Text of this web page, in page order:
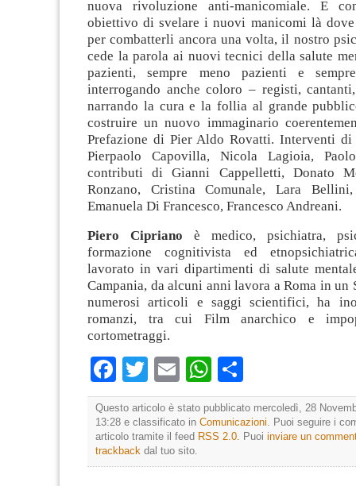
nuova rivoluzione anti-manicomiale. E
obiettivo di svelare i nuovi manicomi là dove
per combatterli ancora una volta, il nostro
cede la parola ai nuovi tecnici della salute
pazienti, sempre meno pazienti e
interrogando anche coloro – registi,
narrando la cura e la follia al grande
costruire un nuovo immaginario
Prefazione di Pier Aldo Rovatti. Interventi di
Pierpaolo Capovilla, Nicola Lagioia,
contributi di Gianni Cappelletti, Donato
Ronzano, Cristina Comunale, Lara
Emanuela Di Francesco, Francesco Andreani.
Piero Cipriano è medico, psichiatra,
formazione cognitivista ed
lavorato in vari dipartimenti di salute
Campania, da alcuni anni lavora a Roma in un
numerosi articoli e saggi scientifici, ha
romanzi, tra cui Film anarchico e
cortometraggi.
Facebook
TwitterEmailWhatsApp
Questo articolo è stato pubblicato mercoledì, 28
13:28 e classificato in Comunicazioni . Puoi seguire i
articolo tramite il feed RSS 2.0 . Puoi inviare un
trackback dal tuo sito.